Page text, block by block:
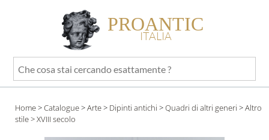
PROANTIC
ITALIA
Che
cosa
cercando
esattamente
Home>Catalogue>Arte> Dipinti antichi >Quadri di altri generi >Altro
stile> XVIII secolo